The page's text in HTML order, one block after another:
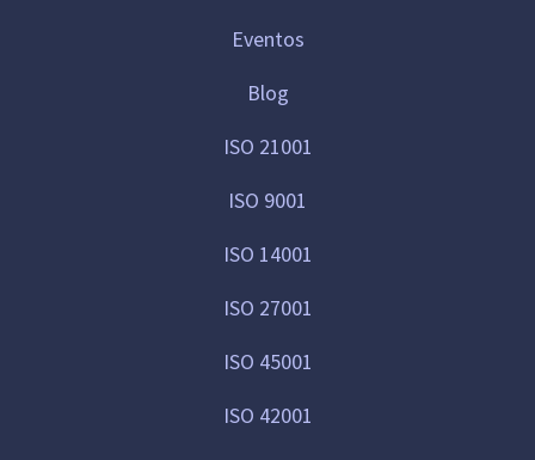
Eventos
Blog
ISO 21001
ISO 9001
ISO 14001
ISO 27001
ISO 45001
ISO 42001